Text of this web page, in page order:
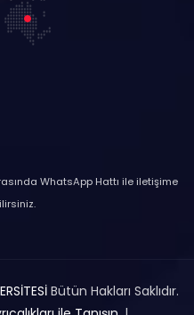
WhatsApp Hattı ile iletişime
Bütün Hakları Saklıdır.